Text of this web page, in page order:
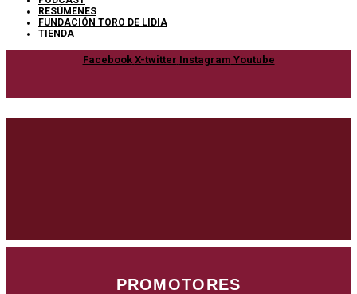
RESÚMENES
FUNDACIÓN TORO DE LIDIA
TIENDA
Facebook X-twitter Instagram Youtube
PROMOTORES